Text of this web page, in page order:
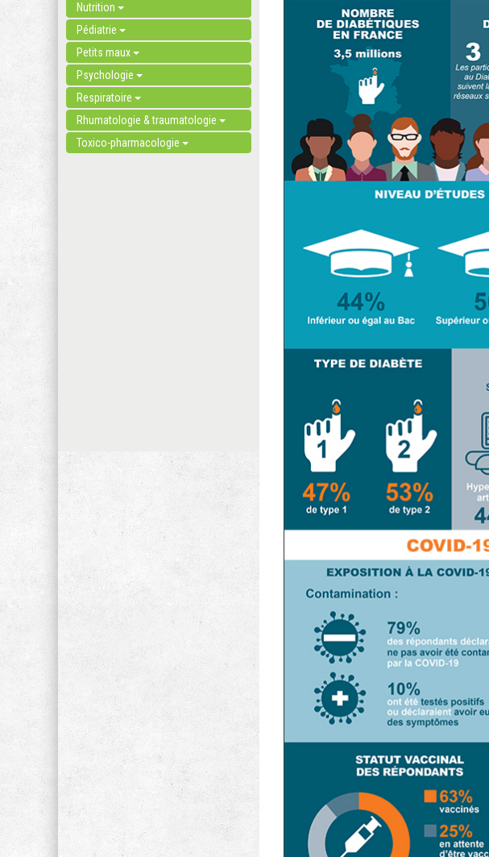
Nutrition
Pédiatrie
Petits maux
Psychologie
Respiratoire
Rhumatologie & traumatologie
Toxico-pharmacologie